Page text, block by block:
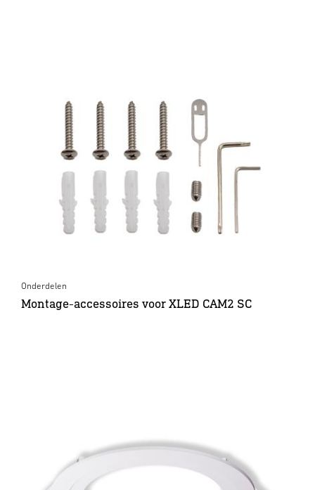
Onderdelen
Montage-accessoires voor XLED CAM2 SC